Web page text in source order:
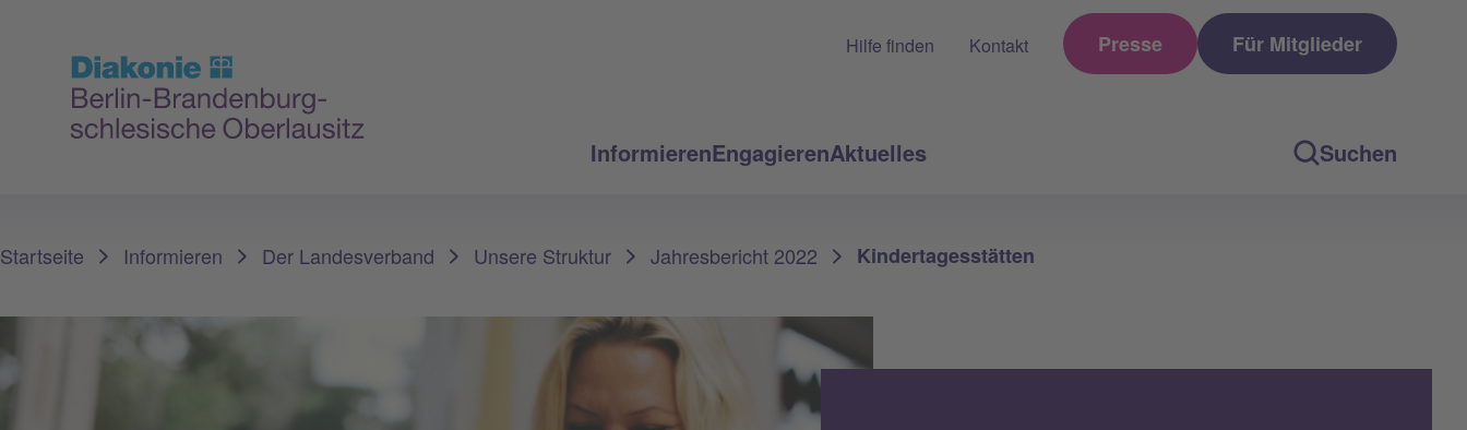
InformierenEngagierenAktuelles Suchen
Hilfe finden Kontakt Presse Für Mitglieder
Startseite Informieren Der Landesverband Unsere Struktur Jahresbericht 2022 Kindertagesstätten